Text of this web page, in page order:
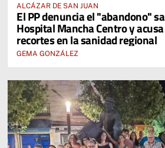
ALCÁZAR DE SAN JUAN
El PP denuncia el "abandono"
Hospital Mancha Centro y
recortes en la sanidad regional
GEMA GONZÁLEZ